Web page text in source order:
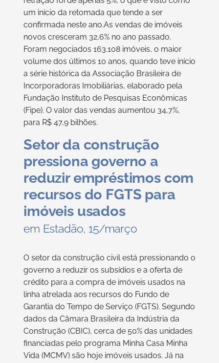
um início da retomada que tende a ser
confirmada neste ano.As vendas de imóveis
novos cresceram 32,6% no ano passado.
Foram negociados 163.108 imóveis, o maior
volume dos últimos 10 anos, quando teve início
a série histórica da Associação Brasileira de
Incorporadoras Imobiliárias, elaborado pela
Fundação Instituto de Pesquisas Econômicas
(Fipe). O valor das vendas aumentou 34,7%,
para R$ 47,9 bilhões.
Setor da construção
pressiona governo a
reduzir empréstimos com
recursos do FGTS para
imóveis usados
em Estadão, 15/março
O setor da construção civil está pressionando o
governo a reduzir os subsídios e a oferta de
crédito para a compra de imóveis usados na
linha atrelada aos recursos do Fundo de
Garantia do Tempo de Serviço (FGTS). Segundo
dados da Câmara Brasileira da Indústria da
Construção (CBIC), cerca de 50% das unidades
financiadas pelo programa Minha Casa Minha
Vida (MCMV) são hoje imóveis usados. Já na